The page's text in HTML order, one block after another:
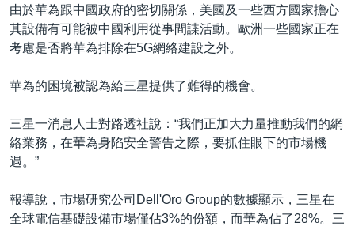
由於華為跟中國政府的密切關係，美國及一些西方國家擔心
其設備有可能被中國利用從事間諜活動。歐洲一些國家正在
考慮是否將華為排除在5G網絡建設之外。
華為的困境被認為給三星提供了難得的機會。
三星一消息人士對路透社說：“我們正加大力量推動我們的網
絡業務，在華為身陷安全警告之際，要抓住眼下的市場機
遇。”
報導說，市場研究公司Dell'Oro Group的數據顯示，三星在
全球電信基礎設備市場僅佔3%的份額，而華為佔了28%。三